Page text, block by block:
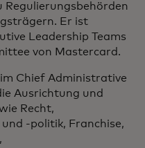
Regulierungsbehörden
Er ist
Leadership Teams
von Mastercard.
Chief Administrative
Ausrichtung und
Recht,
-politik, Franchise,